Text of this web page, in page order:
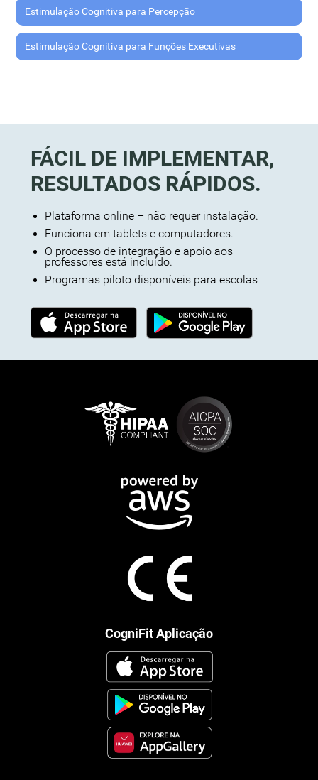
Estimulação Cognitiva para Percepção
Estimulação Cognitiva para Funções Executivas
FÁCIL DE IMPLEMENTAR,
RESULTADOS RÁPIDOS.
Plataforma online – não requer instalação.
Funciona em tablets e computadores.
O processo de integração e apoio aos
professores está incluído.
Programas piloto disponíveis para escolas
CogniFit Aplicação